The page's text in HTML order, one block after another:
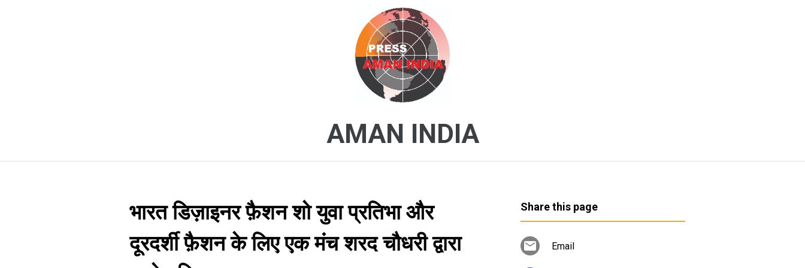
AMAN INDIA
भारत डिज़ाइनर फ़ैशन शो युवा प्रतिभा और
दूरदर्शी फ़ैशन के लिए एक मंच शरद चौधरी द्वारा
Share this page
Email